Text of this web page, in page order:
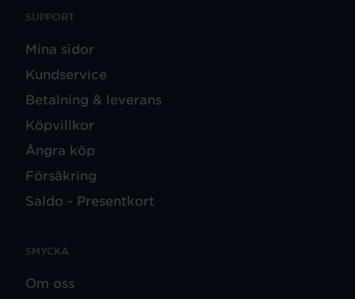
SUPPORT
Mina sidor
Kundservice
Betalning & leverans
Köpvillkor
Ångra köp
Försäkring
Saldo - Presentkort
SMYCKA
Om oss